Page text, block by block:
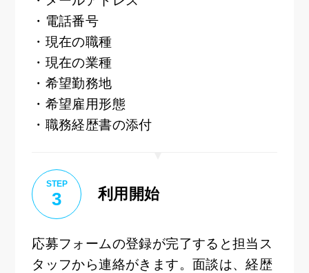
・電話番号
・現在の職種
・現在の業種
・希望勤務地
・希望雇用形態
・職務経歴書の添付
STEP
3 利用開始
応募フォームの登録が完了すると担当ス
タッフから連絡がきます。面談は、経歴